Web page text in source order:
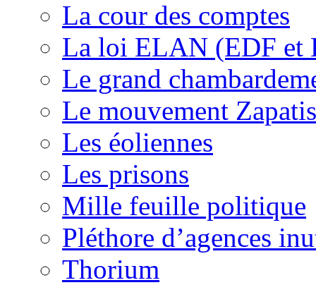
La cour des comptes
La loi ELAN (EDF et
Le grand
Le mouvement
Les éoliennes
Les prisons
Mille feuille politique
Pléthore d’agences
Thorium